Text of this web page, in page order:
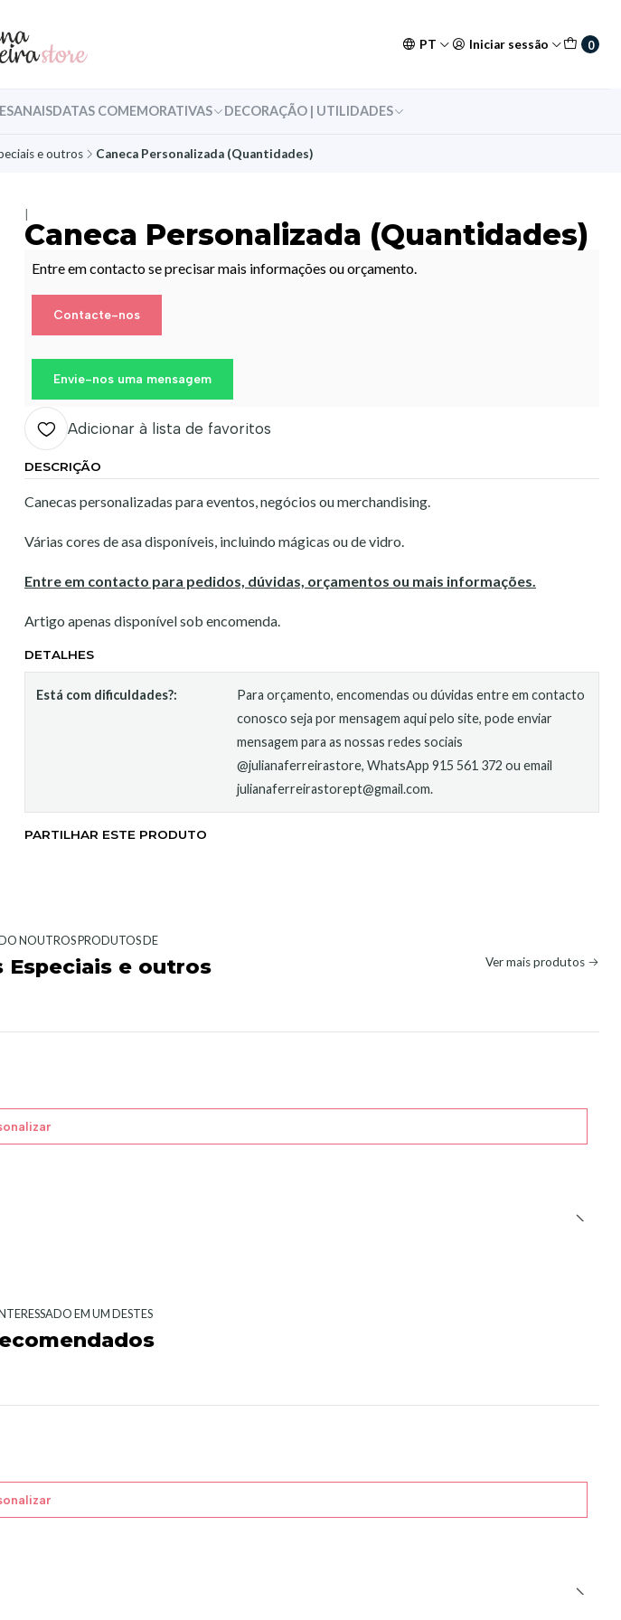
PT Iniciar sessão 0
DATAS COMEMORATIVAS DECORAÇÃO | UTILIDADES
e outros Caneca Personalizada (Quantidades)
Caneca Personalizada (Quantidades)
Entre em contacto se precisar mais informações ou orçamento.
Contacte-nos
Envie-nos uma mensagem
Adicionar à lista de favoritos
DESCRIÇÃO
Canecas personalizadas para eventos, negócios ou merchandising.
Várias cores de asa disponíveis, incluindo mágicas ou de vidro.
Entre em contacto para pedidos, dúvidas, orçamentos ou mais informações.
Artigo apenas disponível sob encomenda.
DETALHES
Está com dificuldades?:
Para orçamento, encomendas ou dúvidas entre em contacto
conosco seja por mensagem aqui pelo site, pode enviar
mensagem para as nossas redes sociais
@julianaferreirastore, WhatsApp 915 561 372 ou email
julianaferreirastorept@gmail.com.
PARTILHAR ESTE PRODUTO
NOUTROS PRODUTOS DE
Especiais e outros Ver mais produtos
EM UM DESTES